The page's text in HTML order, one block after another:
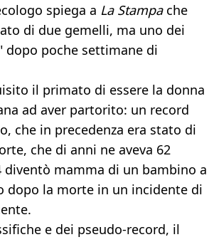
spiega a La Stampa che
di due gemelli, ma uno dei
dopo poche settimane di
il primato di essere la donna
ad aver partorito: un record
che in precedenza era stato di
che di anni ne aveva 62
diventò mamma di un bambino a
dopo la morte in un incidente di
e dei pseudo-record, il